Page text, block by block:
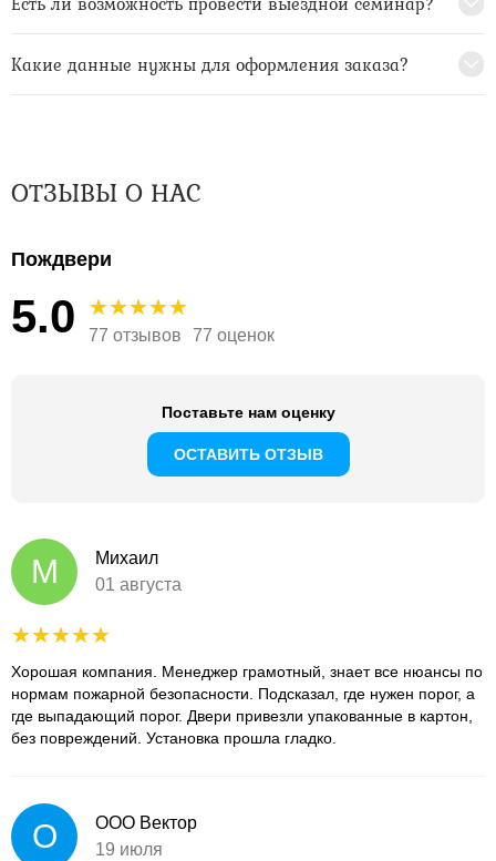
Какие данные нужны для оформления заказа?
ОТЗЫВЫ О НАС
Пождвери
5.0 77 отзывов 77 оценок
Поставьте нам оценку
ОСТАВИТЬ ОТЗЫВ
М
Михаил
01 августа
Хорошая компания. Менеджер грамотный, знает все нюансы по
нормам пожарной безопасности. Подсказал, где нужен порог, а
где выпадающий порог. Двери привезли упакованные в картон,
без повреждений. Установка прошла гладко.
О
ООО Вектор
19 июля